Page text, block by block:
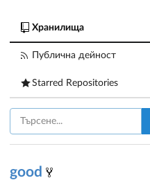
Хранилища
Публична дейност
Starred Repositories
good